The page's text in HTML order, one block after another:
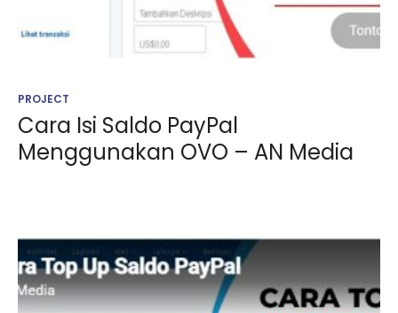
PROJECT
Cara Isi Saldo PayPal
Menggunakan OVO – AN Media